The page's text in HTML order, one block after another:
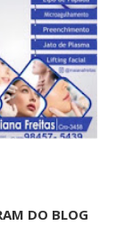
DO BLOG